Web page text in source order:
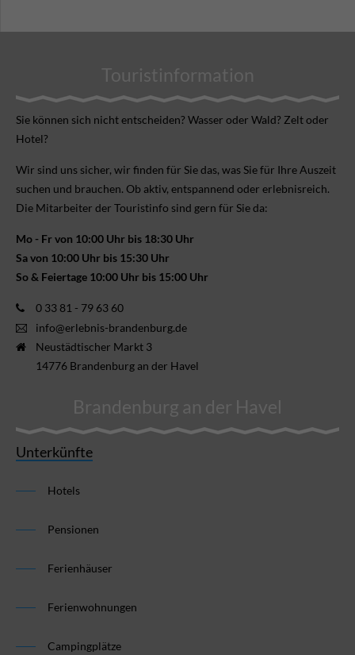
Touristinformation
Sie können sich nicht ent­scheiden? Wasser oder Wald? Zelt oder
Hotel?
Wir sind uns sicher, wir finden für Sie das, was Sie für Ihre Aus­zeit
suchen und brauchen. Ob aktiv, ent­spannend oder erlebnis­reich.
Die Mitarbeiter der Touristinfo sind gern für Sie da:
Mo - Fr von 10:00 Uhr bis 18:30 Uhr
Sa von 10:00 Uhr bis 15:30 Uhr
So & Feiertage 10:00 Uhr bis 15:00 Uhr
0 33 81 - 79 63 60
info@erlebnis-brandenburg.de
Neustädtischer Markt 3
14776 Brandenburg an der Havel
Brandenburg an der Havel
Unterkünfte
Hotels
Pensionen
Ferienhäuser
Ferienwohnungen
Campingplätze